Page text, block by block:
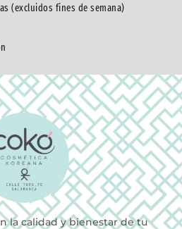
(excluidos fines de semana)
la calidad y bienestar de tu